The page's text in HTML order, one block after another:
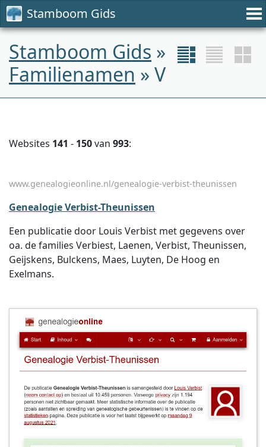
Stamboom Gids
Stamboom Gids »
Familienamen » V
Websites 141 - 150van 993:
www.genealogieonline.nl/genealogie-verbist-theunissen
Genealogie Verbist-Theunissen
Een publicatie door Louis Verbist met gegevens over
oa. de families Verbiest, Laenen, Verbist, Theunissen,
Geijskens, Bulckens, Maes, Luyten, De Hoog en
Exelmans.